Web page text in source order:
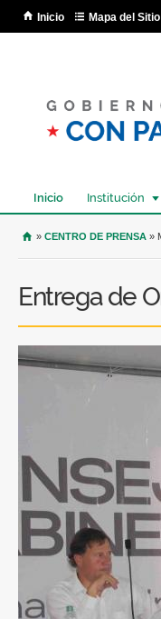
Inicio Mapa del Sitio
Inicio Institución
USTED SE
» CENTRO DE PRENSA »
Entrega de